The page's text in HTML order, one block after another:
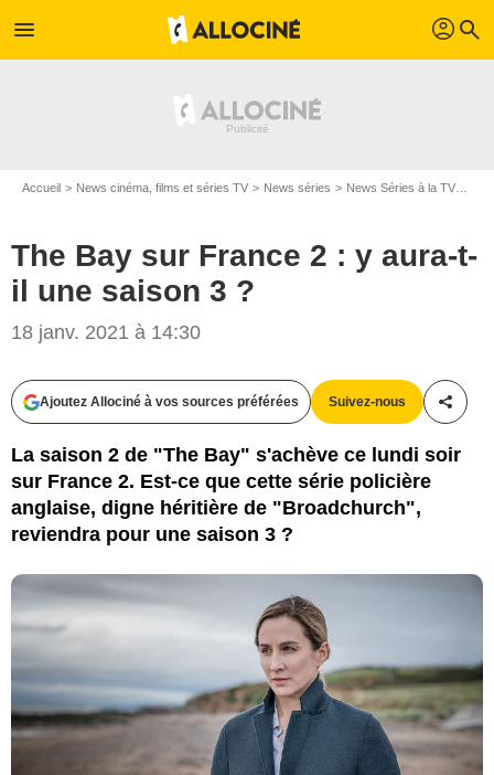
menu profil search
Accueil News cinéma, films et séries TV News séries News Séries à la TV
The Bay sur France 2 : y aura-t-
il une saison 3 ?
18 janv. 2021 à 14:30
Ajoutez Allociné à vos sources préférées Suivez-nous
La saison 2 de "The Bay" s'achève ce lundi soir
sur France 2. Est-ce que cette série policière
anglaise, digne héritière de "Broadchurch",
reviendra pour une saison 3 ?